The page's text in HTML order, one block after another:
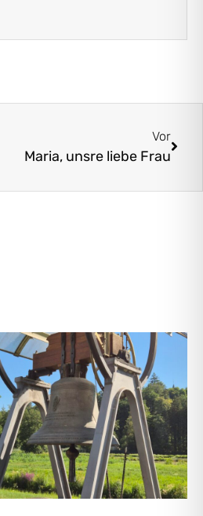
Vor
Maria, unsre liebe Frau